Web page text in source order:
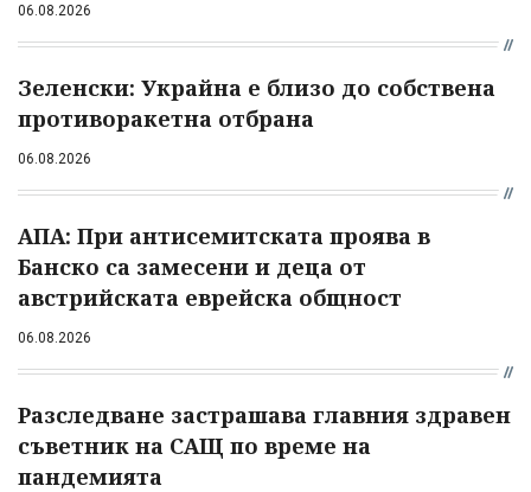
06.08.2026
Зеленски: Украйна е близо до собствена
противоракетна отбрана
06.08.2026
АПА: При антисемитската проява в
Банско са замесени и деца от
австрийската еврейска общност
06.08.2026
Разследване застрашава главния здравен
съветник на САЩ по време на
пандемията